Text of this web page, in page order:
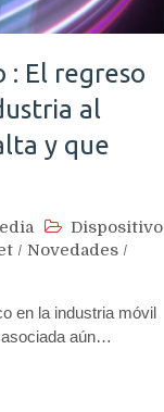
: El regreso
al
y que
Dispositivo
/ Novedades /
en la industria móvil
aún…